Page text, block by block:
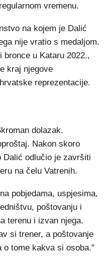
vremenu.
na kojem je Dalić
nije vratio s medaljom.
bronce u Kataru 2022.,
kraj njegove
reprezentacije.
dolazak.
Nakon skoro
Dalić odlučio je završiti
na čelu Vatrenih.
pobjedama, uspjesima,
poštovanju i
terenu i izvan njega.
si trener, a poštovanje
o tome kakva si osoba."